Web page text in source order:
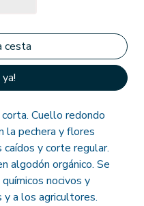
Cuello redondo
la pechera y flores
caídos y corte regular.
algodón orgánico. Se
nocivos y
a los agricultores.